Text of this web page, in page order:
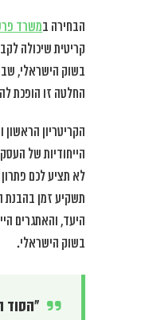
הבחירה במשרד
קריטית שיכולה
בשוק הישראלי,
החלטה זו הופכת
הקריטריון
הייחודיות של
לא תציע לכם
תשקיע זמן בהבנת
היעד, והאתגרים
בשוק הישראלי.
“הסוד